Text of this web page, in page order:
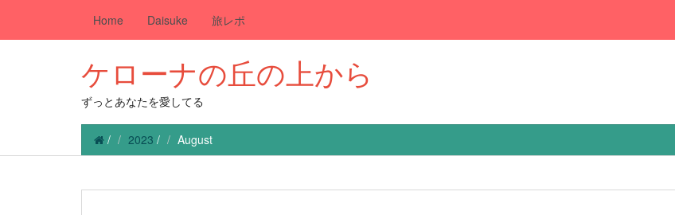
Home Daisuke 旅レポ
ケローナの丘の上から
ずっとあなたを愛してる
/ 2023 / August